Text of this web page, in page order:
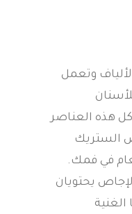
وتعمل
هذه العناصر
الستريك
في فمك.
يحتويان